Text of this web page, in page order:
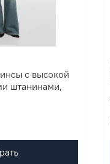
с высокой
штанинами,